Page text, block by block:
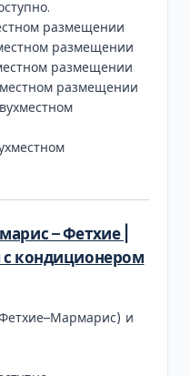
размещении
размещении
размещении
размещении
– Фетхие |
с кондиционером
и